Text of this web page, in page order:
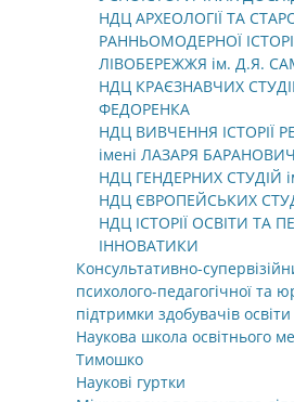
НДЦ АРХЕОЛОГІЇ ТА
РАННЬОМОДЕРНОЇ
ЛІВОБЕРЕЖЖЯ ім. Д.Я.
НДЦ КРАЄЗНАВЧИХ
ФЕДОРЕНКА
НДЦ ВИВЧЕННЯ ІСТОРІЇ
імені ЛАЗАРЯ
НДЦ ГЕНДЕРНИХ СТУДІЙ
НДЦ ЄВРОПЕЙСЬКИХ
НДЦ ІСТОРІЇ ОСВІТИ ТА
ІННОВАТИКИ
Консультативно-
психолого-педагогічної та
підтримки здобувачів освіти
Наукова школа освітнього
Тимошко
Наукові гуртки